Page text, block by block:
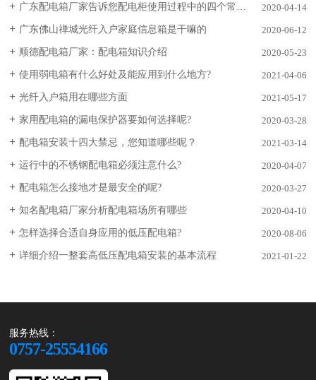
广东配电箱厂家告诉您配电柜使用过程中的四个常见问题 2020-04-14
广东佛山禅城光纤入户家庭信息箱是干嘛的 2020-06-12
顺德配电箱厂家：配电箱知识介绍 2020-05-23
使用弱电箱有什么好处及能应用到什么地方? 2021-04-06
光纤入户箱用在哪些方面 2021-05-17
家用配电箱的漏电保护器要如何选择呢? 2020-03-28
配电箱安装十四大禁忌，您知道哪些呢？ 2021-03-14
运行中的不锈钢配电箱必须注意什么? 2020-04-07
配电箱怎么接地才是最安全的呢? 2020-03-27
知名配电箱厂家分析配电箱场所有哪些 2020-04-10
怎样选择合适自身应用的低压配电箱? 2020-08-06
详细介绍一整套高低压配电箱安装的基本流程 2021-01-22
服务热线：
0757-25554166